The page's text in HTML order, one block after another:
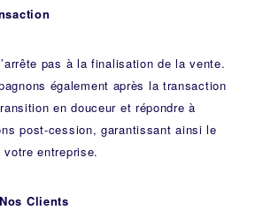
pas à la finalisation de la vente.
également après la transaction
en douceur et répondre à
post-cession, garantissant ainsi le
entreprise.
Clients